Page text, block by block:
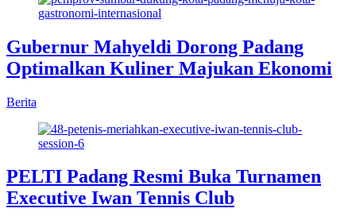
Gubernur Mahyeldi Dorong Padang
Optimalkan Kuliner Majukan Ekonomi
Berita
PELTI Padang Resmi Buka Turnamen
Executive Iwan Tennis Club